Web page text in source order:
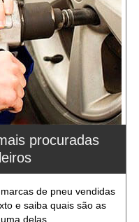
procuradas
de pneu vendidas
e saiba quais são as
delas.